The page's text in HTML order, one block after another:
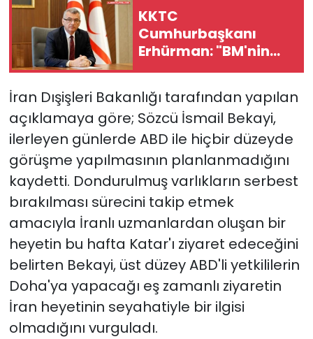
KKTC
Cumhurbaşkanı
Erhürman: "BM'nin
mayın temizleme
reddetti"
İran Dışişleri Bakanlığı tarafından yapılan
açıklamaya göre; Sözcü İsmail Bekayi,
ilerleyen günlerde ABD ile hiçbir düzeyde
görüşme yapılmasının planlanmadığını
kaydetti. Dondurulmuş varlıkların serbest
bırakılması sürecini takip etmek
amacıyla İranlı uzmanlardan oluşan bir
heyetin bu hafta Katar'ı ziyaret edeceğini
belirten Bekayi, üst düzey ABD'li yetkililerin
Doha'ya yapacağı eş zamanlı ziyaretin
İran heyetinin seyahatiyle bir ilgisi
olmadığını vurguladı.